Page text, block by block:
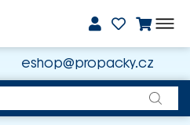
eshop@propacky.cz